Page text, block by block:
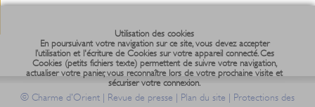
© Charme d'Orient | Revue de presse | Plan du site | Protections des
Utilisation des cookies
En poursuivant votre navigation sur ce site, vous devez accepter
l’utilisation et l'écriture de Cookies sur votre appareil connecté. Ces
Cookies (petits fichiers texte) permettent de suivre votre navigation,
actualiser votre panier, vous reconnaître lors de votre prochaine visite et
sécuriser votre connexion.